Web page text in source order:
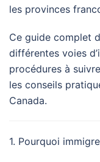
les provinces
Ce guide complet
différentes voies
procédures à
les conseils
Canada.
1. Pourquoi